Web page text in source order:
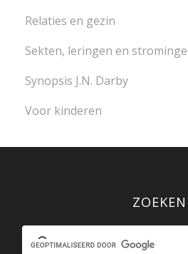
Relaties en gezin
Sekten, leringen en
Synopsis J.N. Darby
Voor kinderen
ZOEKEN